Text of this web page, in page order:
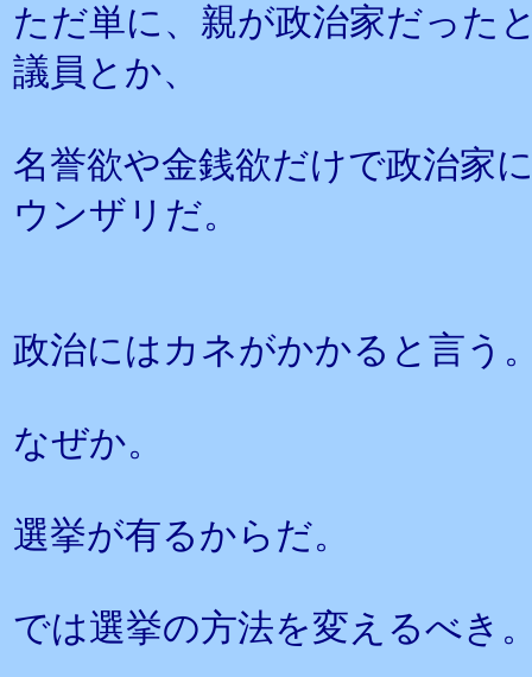
ただ単に、親が政治家だった
議員とか、
名誉欲や金銭欲だけで政治家
ウンザリだ。
政治にはカネがかかると言う
なぜか。
選挙が有るからだ。
では選挙の方法を変えるべき